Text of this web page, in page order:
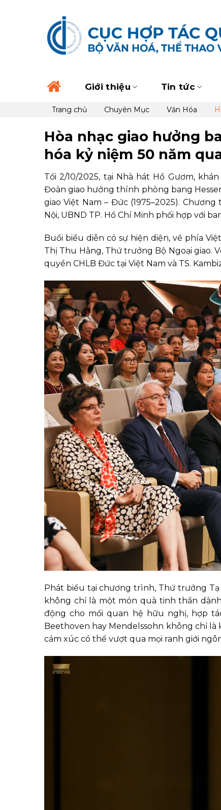
Giới thiệu Tin tức
Trang chủ Chuyên Mục Văn Hóa
Hòa nhạc giao hưởng
hóa kỷ niệm 50 năm
Tối 2/10/2025, tại Nhà hát Hồ Gươm,
Đoàn giao hưởng thính phòng bang
giao Việt Nam – Đức (1975–2025).
Nội, UBND TP. Hồ Chí Minh phối hợp với
Buổi biểu diễn có sự hiện diện, về phía
Thị Thu Hằng, Thứ trưởng Bộ Ngoại giao.
quyền CHLB Đức tại Việt Nam và TS.
Phát biểu tại chương trình, Thứ trưởng
không chỉ là một món quà tinh thần
động cho mối quan hệ hữu nghị, hợp
Beethoven hay Mendelssohn không chỉ là
cảm xúc có thể vượt qua mọi ranh giới